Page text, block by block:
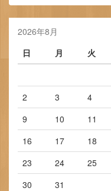
2026年8月
日
月 火
2
3 4
9
10 11
16
17 18
23
24 25
30
31